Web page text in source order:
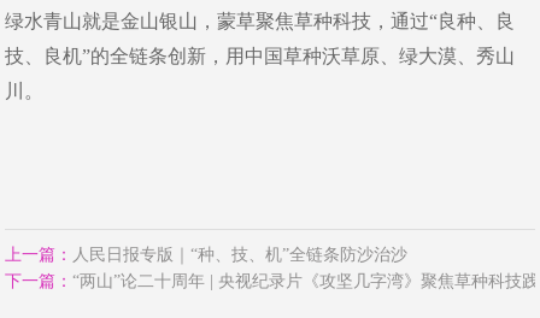
绿水青山就是金山银山，蒙草聚焦草种科技，通过“良种、良
技、良机”的全链条创新，用中国草种沃草原、绿大漠、秀山
川。
上一篇： 人民日报专版｜“种、技、机”全链条防沙治沙
下一篇：